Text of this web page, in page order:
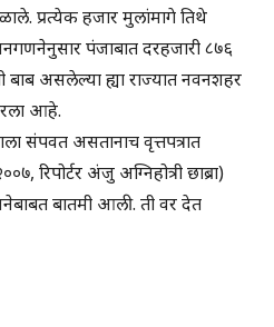
प्रत्येक हजार मुलांमागे तिथे
पंजाबात दरहजारी ८७६
बाब असलेल्या ह्या राज्यात नवनशहर
आहे.
संपवत असतानाच वृत्तपत्रात
रिपोर्टर अंजु अग्निहोत्री छाब्रा)
बातमी आली. ती वर देत